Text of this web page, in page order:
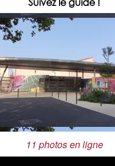
11 photos en ligne